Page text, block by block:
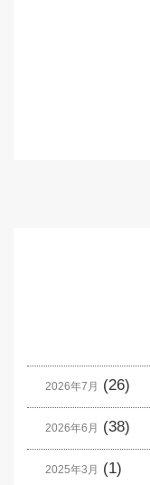
2026年7月 (26)
2026年6月 (38)
2025年3月 (1)